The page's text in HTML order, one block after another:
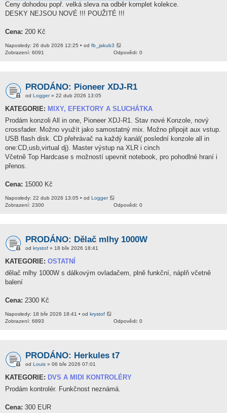
Ceny dohodou popř. velká sleva na odběr komplet kolekce.
DESKY NEJSOU NOVÉ !!! POUŽITÉ !!!
Cena: 200 Kč
Naposledy: 26 dub 2026 12:25 • od fb_jakub3
Odpovědi: 0
Zobrazení: 6091
PRODÁNO: Pioneer XDJ-R1
od Logger» 22 dub 2026 13:05
KATEGORIE: MIXY, EFEKTORY A SLUCHÁTKA
Prodám konzoli All in one, Pioneer XDJ-R1. Stav nové Konzole, nový
crossfader. Možno využít jako samostatný mix. Možno připojit aux vstup.
USB flash disk. CD přehrávač na každý kanál( poslední konzole all in
one:CD,usb,virtual dj). Master výstup na XLR i cinch
Včetně Top Hardcase s možností upevnit notebook, pro pohodlné hraní i
přenos.
Cena: 15000 Kč
Naposledy: 22 dub 2026 13:05 • od Logger
Odpovědi: 0
Zobrazení: 2300
PRODÁNO: Dělač mlhy 1000W
od krystof » 18 bře 2026 18:41
KATEGORIE: OSTATNÍ
dělač mlhy 1000W s dálkovým ovladačem, plně funkční, náplň včetně
balení
Cena: 2300 Kč
Naposledy: 18 bře 2026 18:41 • od krystof
Odpovědi: 0
Zobrazení: 6893
PRODÁNO: Herkules t7
od Louis » 06 bře 2026 07:01
KATEGORIE: DVS A MIDI KONTROLÉRY
Prodám kontrolér. Funkčnost neznámá.
Cena: 300 EUR